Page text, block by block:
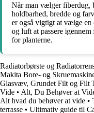
Når man vælger fiberdug,
holdbarhed, bredde og
er også vigtigt at vælge en
og luft at passere
for planterne.
Radiatorbørste og
Makita Bore- og
Glasvæv, Grundet Filt og
Vide • Alt, Du Behøver at
Alt hvad du behøver at vide •
terrasse • Ultimativ guide til